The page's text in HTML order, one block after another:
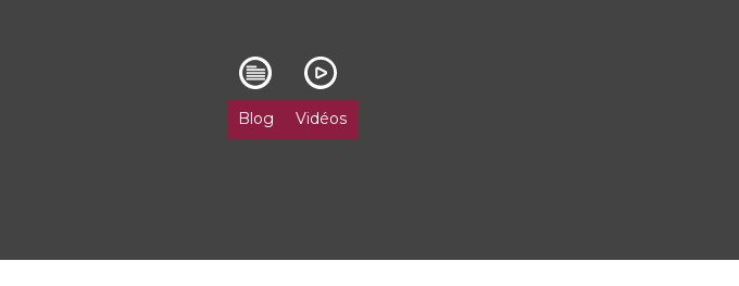
Blog Vidéos